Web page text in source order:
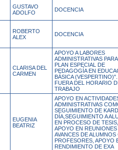
GUSTAVO
ADOLFO
DOCENCIA
ROBERTO
ALEX
DOCENCIA
CLARISA DEL
CARMEN
APOYO A LABORES
ADMINISTRATIVAS
PLAN ESPECIAL DE
PEDAGOGÍA EN
BÁSICA (VESPERTINO)".
FUERA DEL HORARIO
TRABAJO
EUGENIA
BEATRIZ
APOYO EN
ADMINISTRATIVAS
SEGUIMIENTO DE
DÍA,SEGUIMIENTO A
EN PROCESO DE TESIS,
APOYO EN REUNIONES
AVANCES DE ALUMNOS
PROFESORES, APOYO
RENDIMIENTO DE EXA